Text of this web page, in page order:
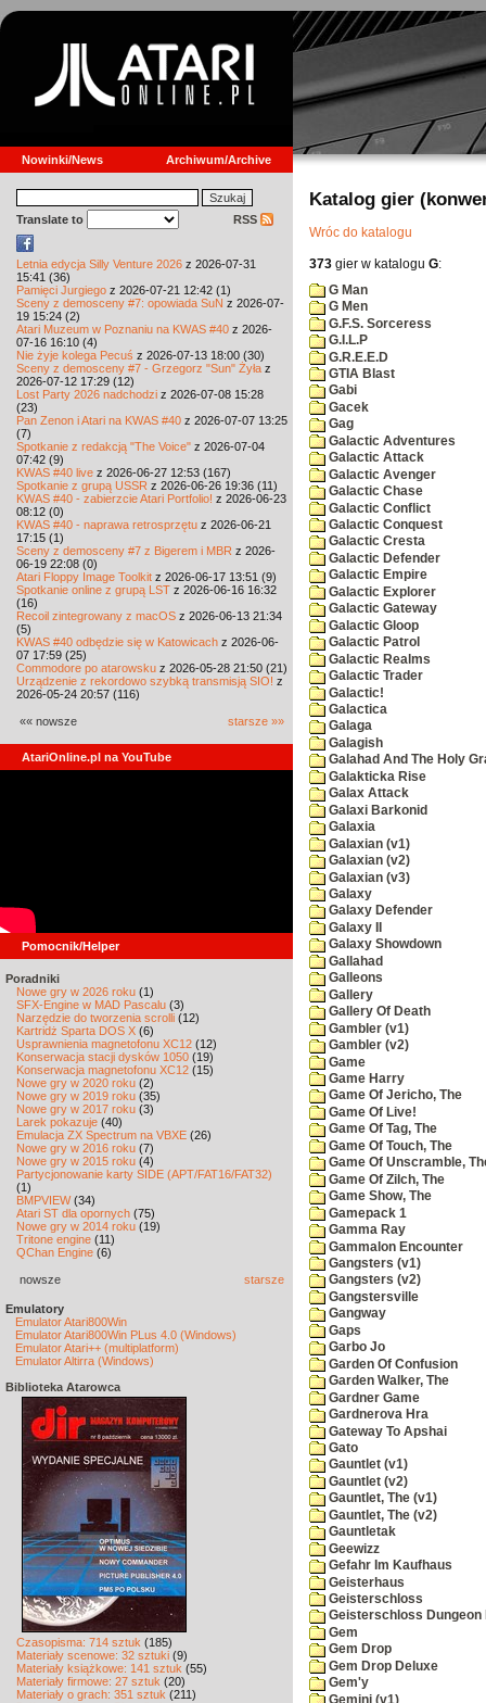
Nowinki/News Archiwum/Archive
Translate to RSS
Letnia edycja Silly Venture 2026 z 2026-07-31
15:41 (36)
Pamięci Jurgiego z 2026-07-21 12:42 (1)
Sceny z demosceny #7: opowiada SuN z 2026-07-
19 15:24 (2)
Atari Muzeum w Poznaniu na KWAS #40 z 2026-
07-16 16:10 (4)
Nie żyje kolega Pecuś z 2026-07-13 18:00 (30)
Sceny z demosceny #7 - Grzegorz "Sun" Żyła z
2026-07-12 17:29 (12)
Lost Party 2026 nadchodzi z 2026-07-08 15:28
(23)
Pan Zenon i Atari na KWAS #40 z 2026-07-07 13:25
(7)
Spotkanie z redakcją "The Voice" z 2026-07-04
07:42 (9)
KWAS #40 live z 2026-06-27 12:53 (167)
Spotkanie z grupą USSR z 2026-06-26 19:36 (11)
KWAS #40 - zabierzcie Atari Portfolio! z 2026-06-23
08:12 (0)
KWAS #40 - naprawa retrosprzętu z 2026-06-21
17:15 (1)
Sceny z demosceny #7 z Bigerem i MBR z 2026-
06-19 22:08 (0)
Atari Floppy Image Toolkit z 2026-06-17 13:51 (9)
Spotkanie online z grupą LST z 2026-06-16 16:32
(16)
Recoil zintegrowany z macOS z 2026-06-13 21:34
(5)
KWAS #40 odbędzie się w Katowicach z 2026-06-
07 17:59 (25)
Commodore po atarowsku z 2026-05-28 21:50 (21)
Urządzenie z rekordowo szybką transmisją SIO! z
2026-05-24 20:57 (116)
«« nowsze starsze »»
AtariOnline.pl na YouTube
Pomocnik/Helper
Poradniki
Nowe gry w 2026 roku (1)
SFX-Engine w MAD Pascalu (3)
Narzędzie do tworzenia scrolli (12)
Kartridż Sparta DOS X (6)
Usprawnienia magnetofonu XC12 (12)
Konserwacja stacji dysków 1050 (19)
Konserwacja magnetofonu XC12 (15)
Nowe gry w 2020 roku (2)
Nowe gry w 2019 roku (35)
Nowe gry w 2017 roku (3)
Larek pokazuje (40)
Emulacja ZX Spectrum na VBXE (26)
Nowe gry w 2016 roku (7)
Nowe gry w 2015 roku (4)
Partycjonowanie karty SIDE (APT/FAT16/FAT32)
(1)
BMPVIEW(34)
Atari ST dla opornych (75)
Nowe gry w 2014 roku (19)
Tritone engine (11)
QChan Engine (6)
nowsze starsze
Emulatory
Emulator Atari800Win
Emulator Atari800Win PLus 4.0 (Windows)
Emulator Atari++ (multiplatform)
Emulator Altirra (Windows)
Biblioteka Atarowca
Czasopisma: 714 sztuk (185)
Materiały scenowe: 32 sztuki (9)
Materiały książkowe: 141 sztuk (55)
Materiały firmowe: 27 sztuk (20)
Materiały o grach: 351 sztuk (211)
Katalog gier
Wróc do katalogu
373 gier w katalogu G:
G Man
G Men
G.F.S. Sorceress
G.I.L.P
G.R.E.E.D
GTIA Blast
Gabi
Gacek
Gag
Galactic Adventures
Galactic Attack
Galactic Avenger
Galactic Chase
Galactic Conflict
Galactic Conquest
Galactic Cresta
Galactic Defender
Galactic Empire
Galactic Explorer
Galactic Gateway
Galactic Gloop
Galactic Patrol
Galactic Realms
Galactic Trader
Galactic!
Galactica
Galaga
Galagish
Galahad And The Holy
Galakticka Rise
Galax Attack
Galaxi Barkonid
Galaxia
Galaxian (v1)
Galaxian (v2)
Galaxian (v3)
Galaxy
Galaxy Defender
Galaxy II
Galaxy Showdown
Gallahad
Galleons
Gallery
Gallery Of Death
Gambler (v1)
Gambler (v2)
Game
Game Harry
Game Of Jericho, The
Game Of Live!
Game Of Tag, The
Game Of Touch, The
Game Of Unscramble,
Game Of Zilch, The
Game Show, The
Gamepack 1
Gamma Ray
Gammalon Encounter
Gangsters (v1)
Gangsters (v2)
Gangstersville
Gangway
Gaps
Garbo Jo
Garden Of Confusion
Garden Walker, The
Gardner Game
Gardnerova Hra
Gateway To Apshai
Gato
Gauntlet (v1)
Gauntlet (v2)
Gauntlet, The (v1)
Gauntlet, The (v2)
Gauntletak
Geewizz
Gefahr Im Kaufhaus
Geisterhaus
Geisterschloss
Geisterschloss Dungeon
Gem
Gem Drop
Gem Drop Deluxe
Gem'y
Gemini (v1)